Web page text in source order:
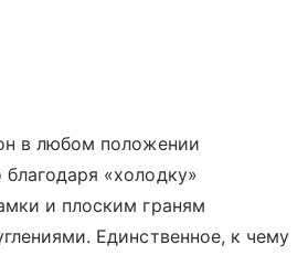
в любом положении
«холодку»
и плоским граням
Единственное, к чему